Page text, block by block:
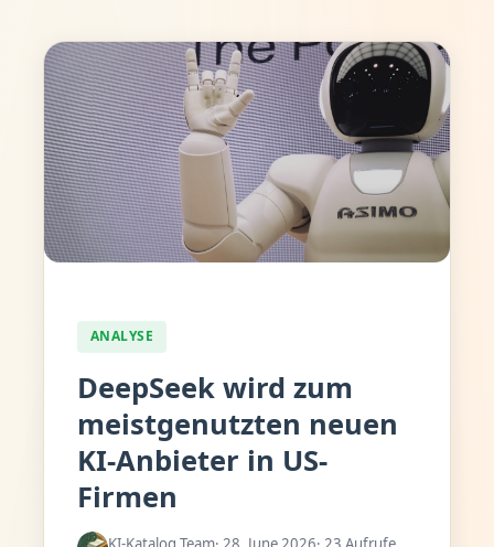
ANALYSE
DeepSeek wird zum
meistgenutzten neuen
KI-Anbieter in US-
Firmen